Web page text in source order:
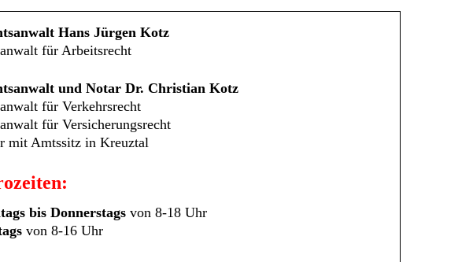
Hans Jürgen Kotz
für Arbeitsrecht
und Notar Dr. Christian Kotz
für Verkehrsrecht
für Versicherungsrecht
mit Amtssitz in Kreuztal
bis Donnerstagsvon 8-18 Uhr
von 8-16 Uhr